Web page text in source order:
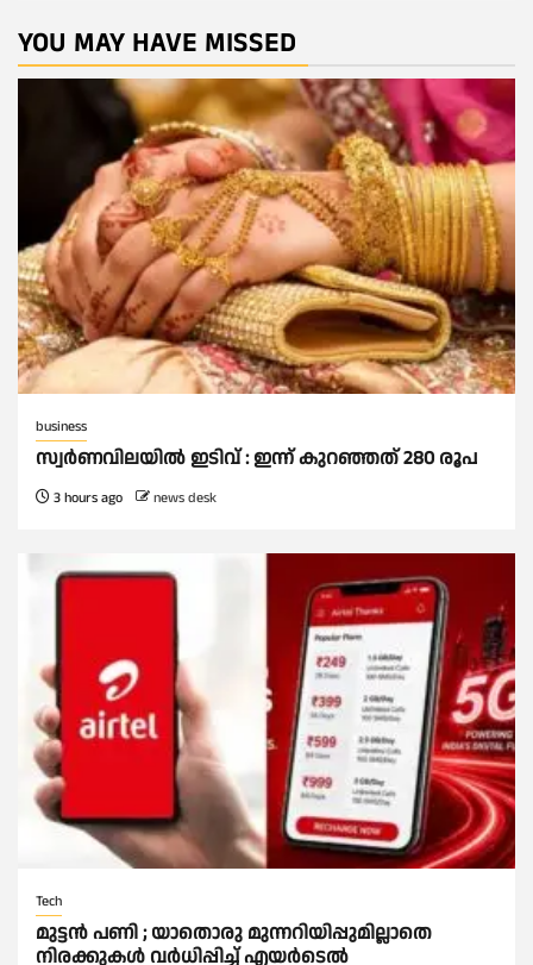
YOU MAY HAVE MISSED
business
സ്വർണവിലയില്‍ ഇടിവ് : ഇന്ന് കുറഞ്ഞത് 280 രൂപ
3 hours ago news desk
Tech
മുട്ടൻ പണി ; യാതൊരു മുന്നറിയിപ്പുമില്ലാതെ
നിരക്കുകള്‍ വർധിപ്പിച്ച്‌ എയർടെല്‍